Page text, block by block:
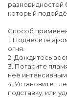
разновидностей
который
Способ
1. Поднесите
огня.
2. Дождитесь
3. Погасите
неё
4. Установите
подставку, или